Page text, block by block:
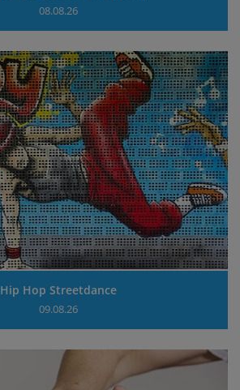
08.08.26
Hip Hop Streetdance
09.08.26